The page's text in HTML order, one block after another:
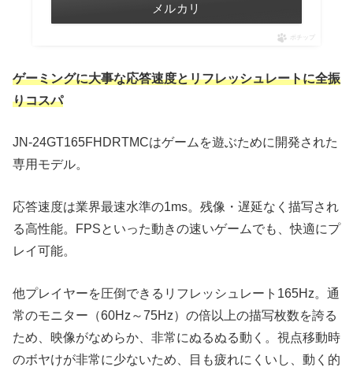
メルカリ
ポチップ
ゲーミングに大事な応答速度とリフレッシュレートに全振
りコスパ
JN-24GT165FHDRTMCはゲームを遊ぶために開発された
専用モデル。
応答速度は業界最速水準の1ms。残像・遅延なく描写され
る高性能。FPSといった動きの速いゲームでも、快適にプ
レイ可能。
他プレイヤーを圧倒できるリフレッシュレート165Hz。通
常のモニター（60Hz～75Hz）の倍以上の描写枚数を誇る
ため、映像がなめらか、非常にぬるぬる動く。視点移動時
のボヤけが非常に少ないため、目も疲れにくいし、動く的